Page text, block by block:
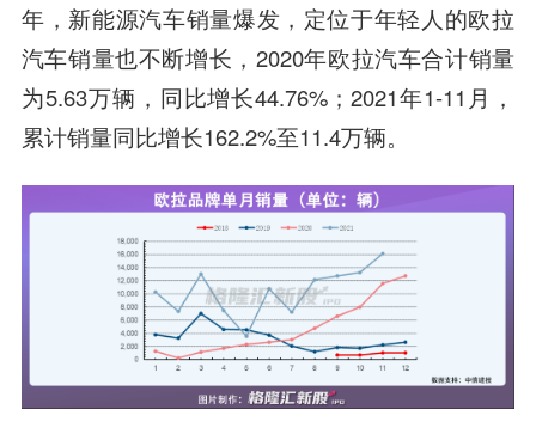
年，新能源汽车销量爆发，定位于年轻人的欧拉
汽车销量也不断增长，2020年欧拉汽车合计销量
为5.63万辆，同比增长44.76%；2021年1-11月，
累计销量同比增长162.2%至11.4万辆。